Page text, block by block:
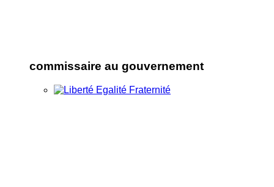
commissaire au gouvernement